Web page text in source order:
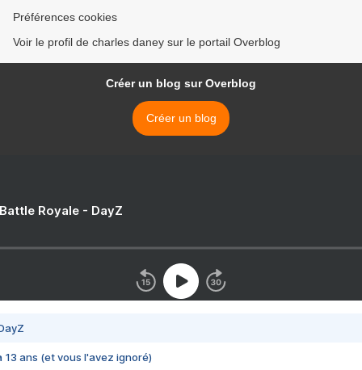
Préférences cookies
Voir le profil de charles daney sur le portail Overblog
Créer un blog sur Overblog
Créer un blog
Royale - DayZ
13 ans (et vous l'avez ignoré)